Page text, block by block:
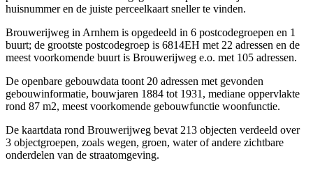
huisnummer en de juiste perceelkaart sneller te vinden.
Brouwerijweg in Arnhem is opgedeeld in 6 postcodegroepen en 1
buurt; de grootste postcodegroep is 6814EH met 22 adressen en de
meest voorkomende buurt is Brouwerijweg e.o. met 105 adressen.
De openbare gebouwdata toont 20 adressen met gevonden
gebouwinformatie, bouwjaren 1884 tot 1931, mediane oppervlakte
rond 87 m2, meest voorkomende gebouwfunctie woonfunctie.
De kaartdata rond Brouwerijweg bevat 213 objecten verdeeld over
3 objectgroepen, zoals wegen, groen, water of andere zichtbare
onderdelen van de straatomgeving.